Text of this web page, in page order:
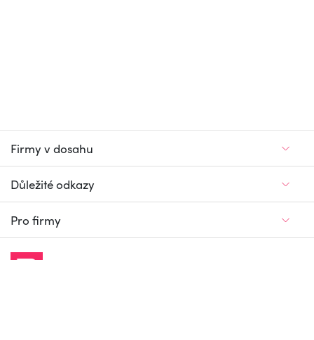
Firmy v dosahu
Důležité odkazy
Pro firmy